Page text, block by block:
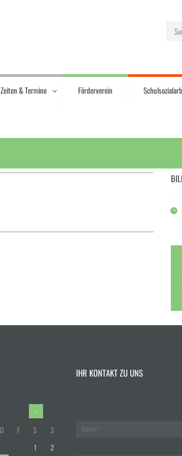
Zeiten & Termine Förderverein
D F S S
1
2
IHR KONTAKT ZU UNS